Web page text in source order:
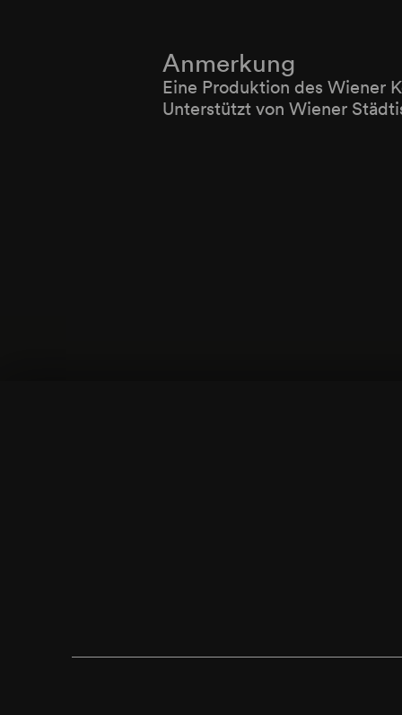
Anmerkung
Eine Produktion des Wiener
Unterstützt von Wiener